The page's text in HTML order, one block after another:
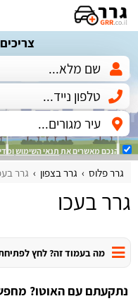
הנכם מאשרים את תנאי השימוש
גרר פלוס גרר בצפון גרר
גרר בעכו
מה בעמוד זה? לחץ לפתיחת
נתקעתם עם האוטו?